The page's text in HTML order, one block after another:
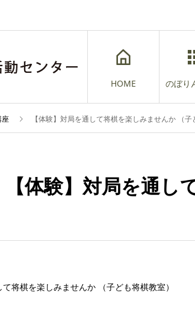
HOME のぼり
座 【体験】対局を通して将棋を楽しみませんか （子
【体験】対局を通し
て将棋を楽しみませんか （子ども将棋教室）